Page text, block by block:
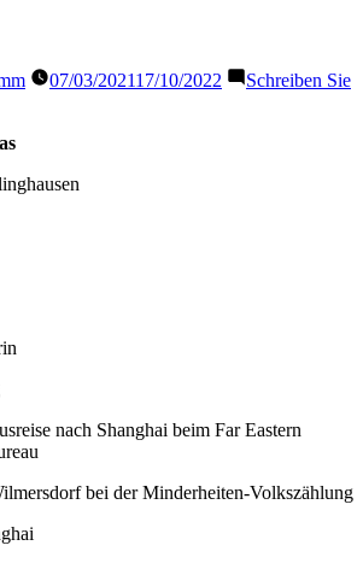
07/03/202117/10/2022
Schreiben Sie
nach Shanghai beim Far Eastern
bei der Minderheiten-Volkszählung